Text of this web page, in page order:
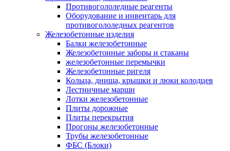
Противогололедные реагенты
Оборудование и инвентарь для
противогололедных реагентов
Железобетонные изделия
Балки железобетонные
Железобетонные заборы и стаканы
железобетонные перемычки
Железобетонные ригеля
Кольца, днища, крышки и люки колодцев
Лестничные марши
Лотки железобетонные
Плиты дорожные
Плиты перекрытия
Прогоны железобетонные
Трубы железобетонные
ФБС (Блоки)